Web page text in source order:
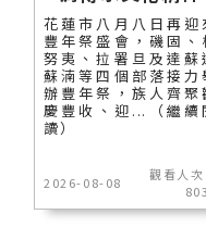
花蓮市八月八日再迎
豐年祭盛會，磯固、
努夷、拉署旦及達蘇
蘇湳等四個部落接力
辦豐年祭，族人齊聚
慶豐收、迎...（繼續
讀）
2026-08-08
觀看人次